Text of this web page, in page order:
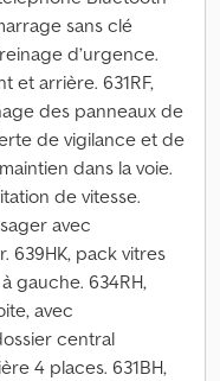
sans clé
d’urgence.
et arrière. 631RF,
des panneaux de
de vigilance et de
dans la voie.
de vitesse.
avec
639HK, pack vitres
gauche. 634RH,
avec
central
4 places. 631BH,